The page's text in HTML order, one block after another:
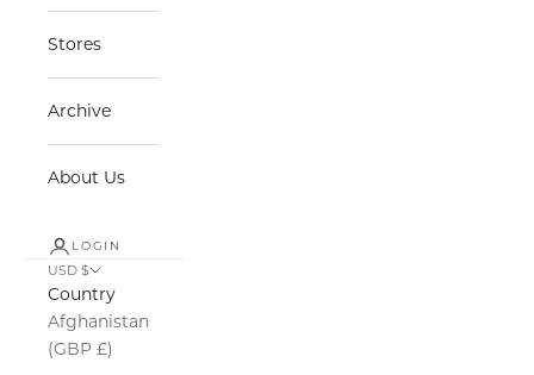
Stores
Archive
About Us
LOGIN
USD $
Country
Afghanistan
(GBP £)